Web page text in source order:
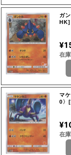
ガ
HK]
在
マ
0〉
在